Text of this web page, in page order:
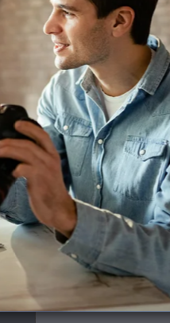
ben distribuiti e presenti